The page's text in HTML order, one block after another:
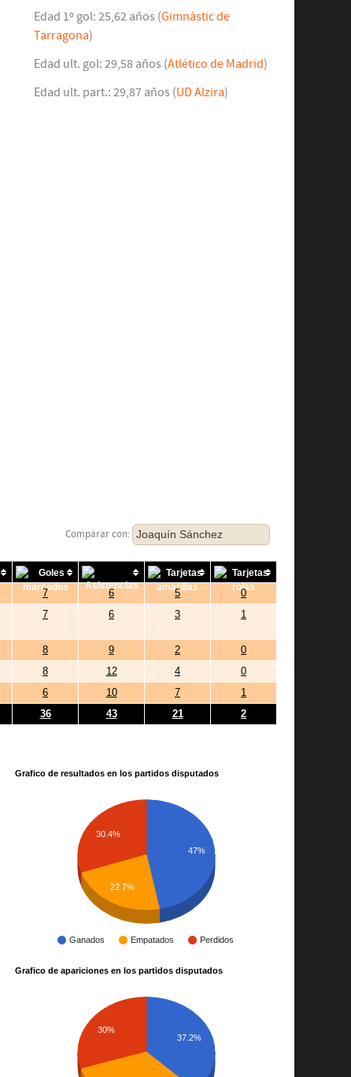
Edad 1º gol: 25,62 años (Gimnàstic de
Tarragona)
Edad ult. gol: 29,58 años (Atlético de Madrid)
Edad ult. part.: 29,87 años (UD Alzira)
Comparar con: Joaquín Sánchez
7 6 5
0
7 6 3 1
8 9 2
0
8 12 4
0
6 10 7
1
36 43 21 2
Grafico de resultados en los partidos disputados
Ganados Empatados Perdidos
47%
30.4%
22.7%
Grafico de apariciones en los partidos disputados
37.2%
30%